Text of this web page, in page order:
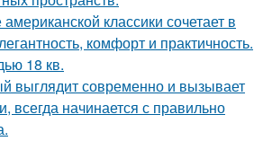
классики сочетает в
комфорт и практичность.
18 кв.
выглядит современно и вызывает
всегда начинается с правильно